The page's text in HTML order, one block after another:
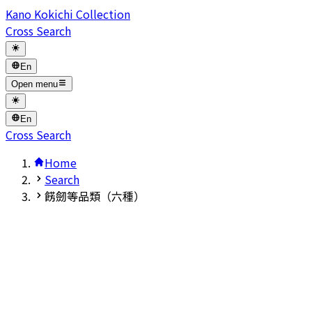
Kano Kokichi Collection
Cross Search
En
Open menu
En
Cross Search
Home
Search
餝劒等品類（六種）